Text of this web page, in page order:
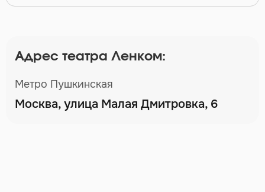
Адрес театра Ленком:
Метро Пушкинская
Москва, улица Малая Дмитровка, 6